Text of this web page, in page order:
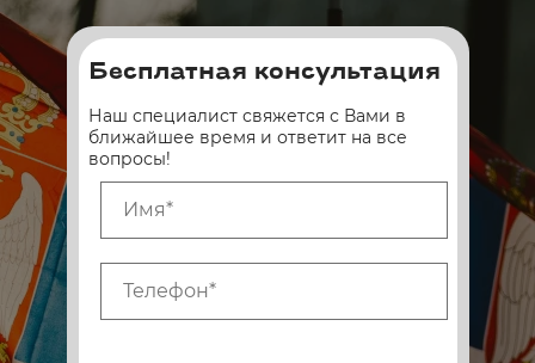
Наш специалист свяжется с Вами в
ближайшее время и ответит на все
вопросы!
Бесплатная консультация